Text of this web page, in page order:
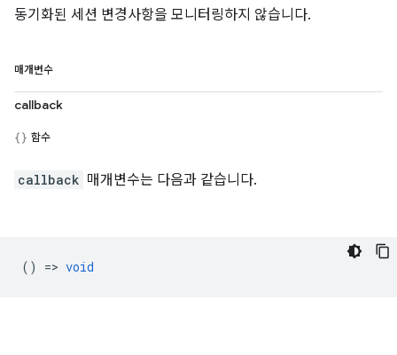
동기화된 세션 변경사항을 모니터링하지 않습니다.
매개변수
callback
함수
callback 매개변수는 다음과 같습니다.
() => void